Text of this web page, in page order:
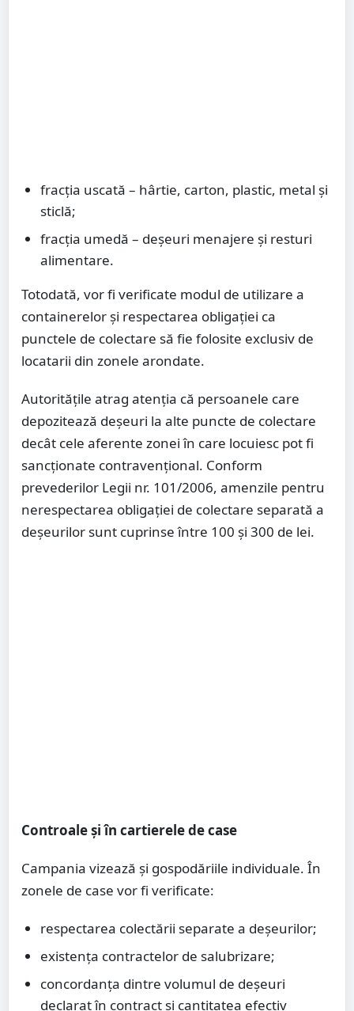
fracția uscată – hârtie, carton, plastic, metal și
sticlă;
fracția umedă – deșeuri menajere și resturi
alimentare.
Totodată, vor fi verificate modul de utilizare a
containerelor și respectarea obligației ca
punctele de colectare să fie folosite exclusiv de
locatarii din zonele arondate.
Autoritățile atrag atenția că persoanele care
depozitează deșeuri la alte puncte de colectare
decât cele aferente zonei în care locuiesc pot fi
sancționate contravențional. Conform
prevederilor Legii nr. 101/2006, amenzile pentru
nerespectarea obligației de colectare separată a
deșeurilor sunt cuprinse între 100 și 300 de lei.
Controale și în cartierele de case
Campania vizează și gospodăriile individuale. În
zonele de case vor fi verificate:
respectarea colectării separate a deșeurilor;
existența contractelor de salubrizare;
concordanța dintre volumul de deșeuri
declarat în contract și cantitatea efectiv